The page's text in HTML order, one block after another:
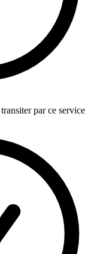
par ce service